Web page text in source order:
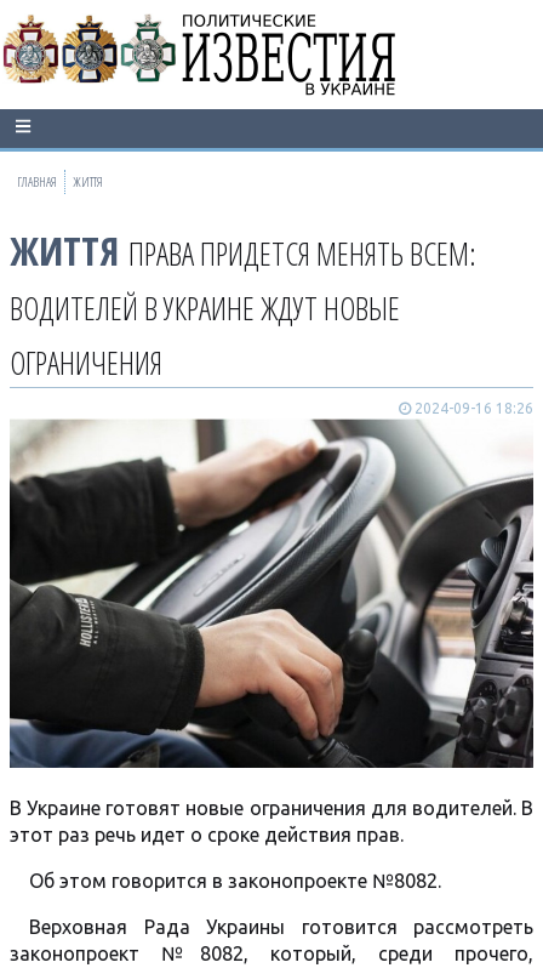
ГЛАВНАЯ ЖИТТЯ
ЖИТТЯ ПРАВА ПРИДЕТСЯ МЕНЯТЬ ВСЕМ:
ВОДИТЕЛЕЙ В УКРАИНЕ ЖДУТ НОВЫЕ
ОГРАНИЧЕНИЯ
2024-09-16 18:26
В Украине готовят новые ограничения для водителей. В
этот раз речь идет о сроке действия прав.
Об этом говорится в законопроекте №8082.
Верховная Рада Украины готовится рассмотреть
законопроект №8082, который, среди прочего,